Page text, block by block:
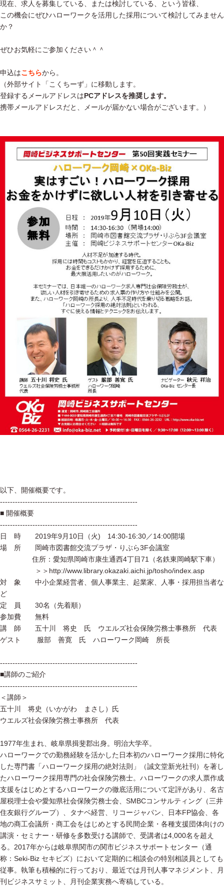
現在、求人を募集している、または検討している、という皆様、
この機会にぜひハローワークを活用した採用について検討してみません
か？
ぜひお気軽にご参加ください＾＾
申込はこちらから。
（外部サイト「こくちーず」に移動します。
登録するメールアドレスはPCアドレスを推奨します。
携帯メールアドレスだと、メールが届かない場合がございます。）
以下、開催概要です。
-------------------------------------------------------
■ 開催概要
-------------------------------------------------------
日 時 2019年9月10日（火) 14:30-16:30／14:00開場
場 所 岡崎市図書館交流プラザ・りぶら3F会議室
住所：愛知県岡崎市康生通西4丁目71（名鉄東岡崎駅下車）
＞＞http://www.library.okazaki.aichi.jp/tosho/index.asp
対 象 中小企業経営者、個人事業主、起業家、人事・採用担当者な
ど
定 員 30名（先着順）
参加費 無料
講 師 五十川 将史 氏 ウエルズ社会保険労務士事務所 代表
ゲスト 服部 善寛 氏 ハローワーク岡崎 所長
-------------------------------------------------------
■講師のご紹介
-------------------------------------------------------
＜講師＞
五十川 将史（いかがわ まさし）氏
ウエルズ社会保険労務士事務所 代表
1977年生まれ、岐阜県揖斐郡出身。明治大学卒。
ハローワークでの勤務経験を活かした日本初のハローワーク採用に特化
した専門書「ハローワーク採用の絶対法則」（誠文堂新光社刊）を著し
たハローワーク採用専門の社会保険労務士。ハローワークの求人票作成
支援をはじめとするハローワークの徹底活用について定評があり、名古
屋税理士会や愛知県社会保険労務士会、SMBCコンサルティング（三井
住友銀行グループ）、タナベ経営、リコージャパン、日本FP協会、各
地の商工会議所・商工会をはじめとする民間企業・各種支援団体向けの
講演・セミナー・研修を多数受ける講師で、受講者は4,000名を超え
る。2017年からは岐阜県関市の関市ビジネスサポートセンター（通
称：Seki-Biz セキビズ）において定期的に相談会の特別相談員としても
従事。執筆も積極的に行っており、最近では月刊人事マネジメント、月
刊ビジネスサミット、月刊企業実務へ寄稿している。